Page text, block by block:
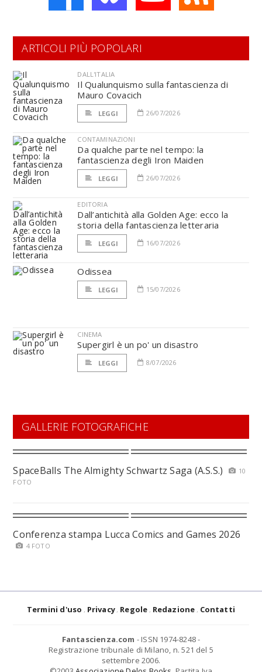
ARTICOLI PIÙ POPOLARI
DALL'ITALIA
Il Qualunquismo sulla fantascienza di
Mauro Covacich
LEGGI 26/07/2026
CONTAMINAZIONI
Da qualche parte nel tempo: la
fantascienza degli Iron Maiden
LEGGI 26/07/2026
EDITORIA
Dall’antichità alla Golden Age: ecco la
storia della fantascienza letteraria
LEGGI 16/07/2026
Odissea
LEGGI 15/07/2026
CINEMA
Supergirl è un po' un disastro
LEGGI 8/07/2026
GALLERIE FOTOGRAFICHE
SpaceBalls The Almighty Schwartz Saga (A.S.S.)
10
FOTO
Conferenza stampa Lucca Comics and Games 2026
4 FOTO
Termini d'uso Privacy Regole Redazione Contatti
Fantascienza.com - ISSN 1974-8248 -
Registrazione tribunale di Milano, n. 521 del 5
settembre 2006.